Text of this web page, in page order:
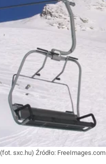
(fot. sxc.hu) Źródło: FreeImages.com